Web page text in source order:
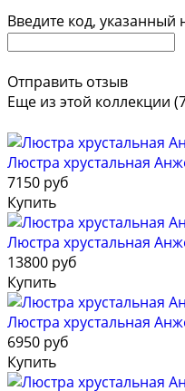
Введите код, указанный
Отправить отзыв
Еще из этой коллекции
Люстра хрустальная
7150 руб
Купить
Люстра хрустальная
13800 руб
Купить
Люстра хрустальная
6950 руб
Купить